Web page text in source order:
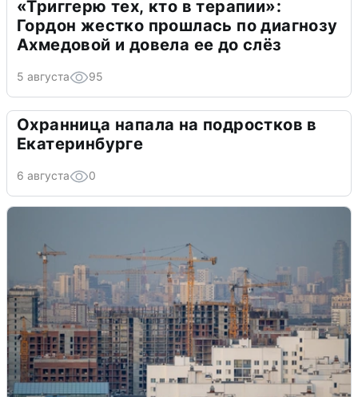
«Триггерю тех, кто в терапии»:
Гордон жестко прошлась по диагнозу
Ахмедовой и довела ее до слёз
5 августа 95
Охранница напала на подростков в
Екатеринбурге
6 августа 0